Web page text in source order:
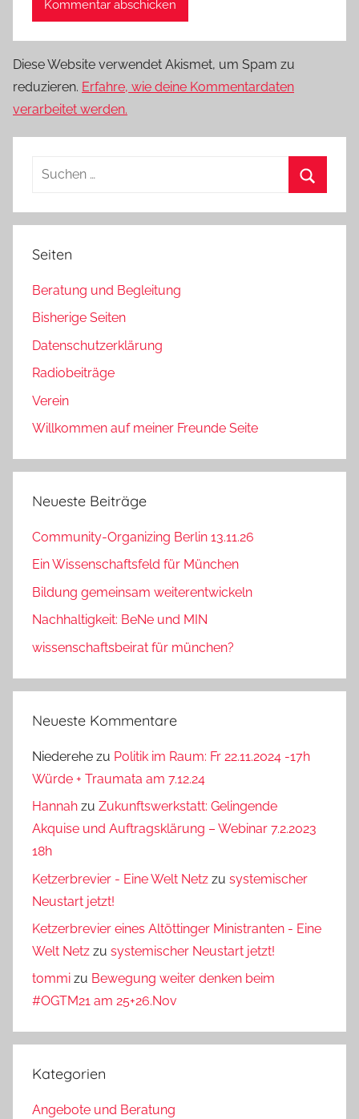
Diese Website verwendet Akismet, um Spam zu
reduzieren. Erfahre, wie deine Kommentardaten
verarbeitet werden.
Suchen
Seiten
Beratung und Begleitung
Bisherige Seiten
Datenschutzerklärung
Radiobeiträge
Verein
Willkommen auf meiner Freunde Seite
Neueste Beiträge
Community-Organizing Berlin 13.11.26
Ein Wissenschaftsfeld für München
Bildung gemeinsam weiterentwickeln
Nachhaltigkeit: BeNe und MIN
wissenschaftsbeirat für münchen?
Neueste Kommentare
Niederehe zu Politik im Raum: Fr 22.11.2024 -17h
Würde + Traumata am 7.12.24
Hannah zu Zukunftswerkstatt: Gelingende
Akquise und Auftragsklärung – Webinar 7.2.2023
18h
Ketzerbrevier - Eine Welt Netz zu systemischer
Neustart jetzt!
Ketzerbrevier eines Altöttinger Ministranten - Eine
Welt Netz zu systemischer Neustart jetzt!
tommi zu Bewegung weiter denken beim
#OGTM21 am 25+26.Nov
Kategorien
Angebote und Beratung